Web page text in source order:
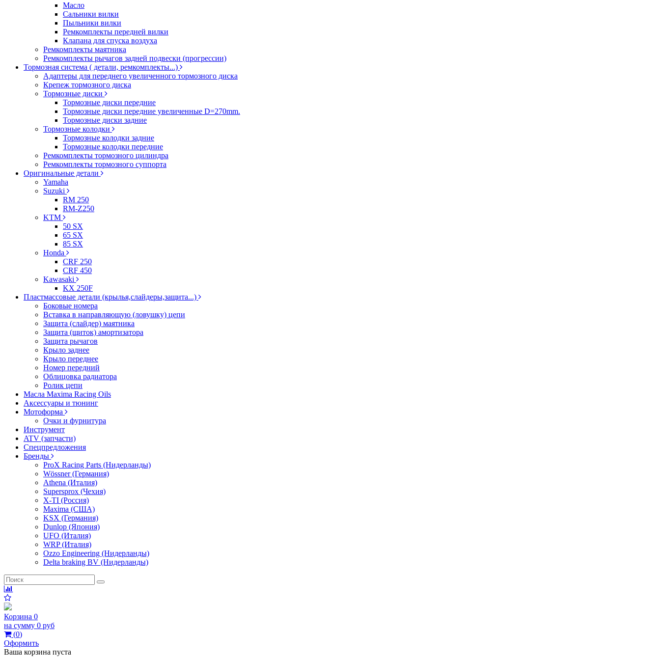
Масло
Сальники вилки
Пыльники вилки
Ремкомплекты передней вилки
Клапана для спуска воздуха
Ремкомплекты маятника
Ремкомплекты рычагов задней подвески (прогрессии)
Тормозная система ( детали, ремкомплекты...)
Адаптеры для переднего увеличенного тормозного диска
Крепеж тормозного диска
Тормозные диски
Тормозные диски передние
Тормозные диски передние увеличенные D=270mm.
Тормозные диски задние
Тормозные колодки
Тормозные колодки задние
Тормозные колодки передние
Ремкомплекты тормозного цилиндра
Ремкомплекты тормозного суппорта
Оригинальные детали
Yamaha
Suzuki
RM 250
RM-Z250
KTM
50 SX
65 SX
85 SX
Honda
CRF 250
CRF 450
Kawasaki
KX 250F
Пластмассовые детали (крылья,слайдеры,защита...)
Боковые номера
Вставка в направляющую (ловушку) цепи
Защита (слайдер) маятника
Защита (щиток) амортизатора
Защита рычагов
Крыло заднее
Крыло переднее
Номер передний
Облицовка радиатора
Ролик цепи
Масла Maxima Racing Oils
Аксессуары и тюнинг
Мотоформа
Очки и фурнитура
Инструмент
ATV (запчасти)
Спецпредложения
Бренды
ProX Racing Parts (Нидерланды)
Wössner (Германия)
Athena (Италия)
Supersprox (Чехия)
X-TI (Россия)
Maxima (США)
KSX (Германия)
Dunlop (Япония)
UFO (Италия)
WRP (Италия)
Ozzo Engineering (Нидерланды)
Delta braking BV (Нидерланды)
Корзина 0
на сумму 0 руб
(0)
Оформить
Ваша корзина пуста